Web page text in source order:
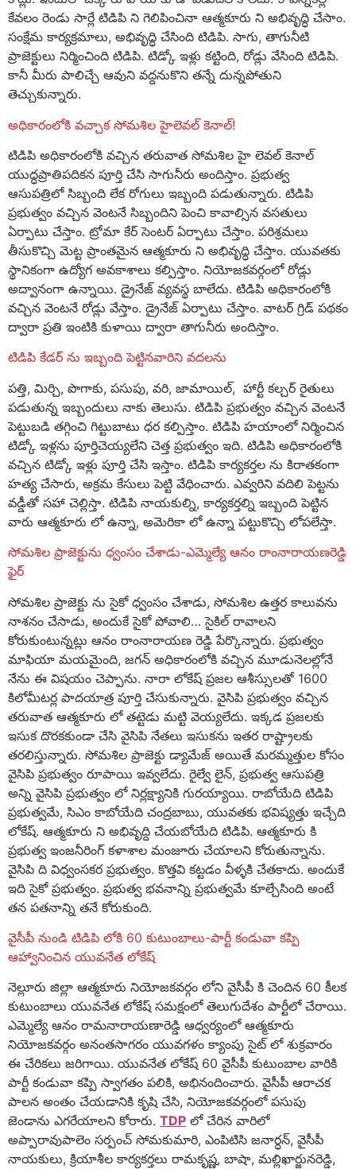
కేవలం రెండు సార్లే టిడిపి ని గెలిపించినా ఆత్మకూరు ని అభివృద్ధి చేసాం.
సంక్షేమ కార్యక్రమాలు, అభివృద్ధి చేసింది టిడిపి. సాగు, తాగునీటి
ప్రాజెక్టులు నిర్మించింది టిడిపి. టిడ్కో ఇళ్లు కట్టింది, రోడ్లు వేసింది టిడిపి.
కానీ మీరు పాలిచ్చే ఆవుని వద్దనుకొని తన్నే దున్నపోతుని
తెచ్చుకున్నారు.
అధికారంలోకి వచ్చాక సోమశిల హైలెవల్ కెనాల్!
టిడిపి అధికారంలోకి వచ్చిన తరువాత సోమశిల హై లెవల్ కెనాల్
యుద్ధప్రాతిపదికన పూర్తి చేసి సాగునీరు అందిస్తాం. ప్రభుత్వ
ఆసుపత్రిలో సిబ్బంది లేక రోగులు ఇబ్బంది పడుతున్నారు. టిడిపి
ప్రభుత్వం వచ్చిన వెంటనే సిబ్బందిని పెంచి కావాల్సిన వసతులు
ఏర్పాటు చేస్తాం. ట్రోమా కేర్ సెంటర్ ఏర్పాటు చేస్తాం. పరిశ్రమలు
తీసుకొచ్చి మెట్ట ప్రాంతమైన ఆత్మకూరు ని అభివృద్ధి చేస్తాం. యువతకు
స్థానికంగా ఉద్యోగ అవకాశాలు కల్పిస్తాం. నియోజకవర్గంలో రోడ్లు
అద్వానంగా ఉన్నాయి. డ్రైనేజ్ వ్యవస్థ బాలేదు. టిడిపి అధికారంలోకి
వచ్చిన వెంటనే రోడ్లు వేస్తాం. డ్రైనేజ్ ఏర్పాటు చేస్తాం. వాటర్ గ్రిడ్ పథకం
ద్వారా ప్రతి ఇంటికి కుళాయి ద్వారా తాగునీరు అందిస్తాం.
టిడిపి కేడర్ ను ఇబ్బంది పెట్టినవారిని వదలను
పత్తి, మిర్చి, పొగాకు, పసుపు, వరి, జామాయిల్, హార్టీ కల్చర్ రైతులు
పడుతున్న ఇబ్బందులు నాకు తెలుసు. టిడిపి ప్రభుత్వం వచ్చిన వెంటనే
పెట్టుబడి తగ్గించి గిట్టుబాటు ధర కల్పిస్తాం. టిడిపి హయాంలో నిర్మించిన
టిడ్కో ఇళ్లను పూర్తిచెయ్యలేని చెత్త ప్రభుత్వం ఇది. టిడిపి అధికారంలోకి
వచ్చిన టిడ్కో ఇళ్లు పూర్తి చేసి ఇస్తాం. టిడిపి కార్యకర్తల ను కిరాతకంగా
హత్య చేసారు, అక్రమ కేసులు పెట్టి వేధించారు. ఎవ్వరిని వదిలి పెట్టను
వడ్డీతో సహా చెల్లిస్తా. టిడిపి నాయకుల్ని, కార్యకర్తల్ని ఇబ్బంది పెట్టిన
వారు ఆత్మకూరు లో ఉన్నా, అమెరికా లో ఉన్నా పట్టుకొచ్చి లోపలేస్తా.
సోమశిల ప్రాజెక్టును ధ్వంసం చేశాడు-ఎమ్మెల్యే ఆనం రాంనారాయణరెడ్డి
ఫైర్
సోమశిల ప్రాజెక్టు ను సైకో ధ్వంసం చేశాడు, సోమశిల ఉత్తర కాలువను
నాశనం చేసాడు, అందుకే సైకో పోవాలి… సైకిల్ రావాలని
కోరుకుంటున్నట్లు ఆనం రాంనారాయణ రెడ్డి పేర్కొన్నారు. ప్రభుత్వం
మాఫియా మయమైంది, జగన్ అధికారంలోకి వచ్చిన మూడునెలల్లోనే
నేను ఈ విషయం చెప్పాను. నారా లోకేష్ ప్రజల ఆశీస్సులతో 1600
కిలోమీటర్ల పాదయాత్ర పూర్తి చేసుకున్నారు. వైసిపి ప్రభుత్వం వచ్చిన
తరువాత ఆత్మకూరు లో తట్టెడు మట్టి వెయ్యలేదు. ఇక్కడ ప్రజలకు
ఇసుక దొరకకుండా చేసి వైసిపి నేతలు ఇసుకను ఇతర రాష్ట్రాలకు
తరలిస్తున్నారు. సోమశిల ప్రాజెక్టు డ్యామేజ్ అయితే మరమ్మత్తుల కోసం
వైసిపి ప్రభుత్వం రూపాయి ఇవ్వలేదు. రైల్వే లైన్, ప్రభుత్వ ఆసుపత్రి
అన్ని వైసిపి ప్రభుత్వం లో నిర్లక్ష్యానికి గురయ్యాయి. రాబోయేది టిడిపి
ప్రభుత్వమే, సిఎం కాబోయేది చంద్రబాబు, యువతకు భవిష్యత్తు ఇచ్చేది
లోకేష్. ఆత్మకూరు ని అభివృద్ది చేయబోయేది టిడిపి. ఆత్మకూరు కి
ప్రభుత్వ ఇంజనీరింగ్ కళాశాల మంజూరు చేయాలని కోరుతున్నాను.
వైసిపి ది విధ్వంసకర ప్రభుత్వం. కొత్తవి కట్టడం వీళ్ళకి చేతకాదు. అందుకే
ఇది సైకో ప్రభుత్వం. ప్రభుత్వ భవనాన్ని ప్రభుత్వమే కూల్చేసింది అంటే
తన పతనాన్ని తనే కోరుకుంది.
వైసీపీ నుండి టిడిపి లోకి 60 కుటుంబాలు-పార్టీ కండువా కప్పి
ఆహ్వానించిన యువనేత లోకేష్
నెల్లూరు జిల్లా ఆత్మకూరు నియోజకవర్గం లోని వైసీపీ కి చెందిన 60 కీలక
కుటుంబాలు యువనేత లోకేష్ సమక్షంలో తెలుగుదేశం పార్టీలో చేరాయి.
ఎమ్మెల్యే ఆనం రామనారాయణారెడ్డి ఆధ్వర్యంలో ఆత్మకూరు
నియోజకవర్గం అనంతసాగరం యువగళం క్యాంపు సైట్ లో శుక్రవారం
ఈ చేరికలు జరిగాయి. యువనేత లోకేష్ 60 వైసీపీ కుటుంబాల వారికి
పార్టీ కండువా కప్పి స్వాగతం పలికి, అభినందించారు. వైసీపీ ఆరాచక
పాలన అంతం చేయడానికి కృషి చేసి, నియోజకవర్గంలో పసుపు
జెండాను ఎగరేయాలని కోరారు. TDP లో చేరిన వారిలో
అప్పారావుపాలెం సర్పంచ్ సోమకుమారి, ఎంపిటిసి జనార్ధన్, వైసీపీ
నాయకులు, క్రియాశీల కార్యకర్తలు రామకృష్ణ, బాషా, మల్లిఖార్జునరెడ్డి,